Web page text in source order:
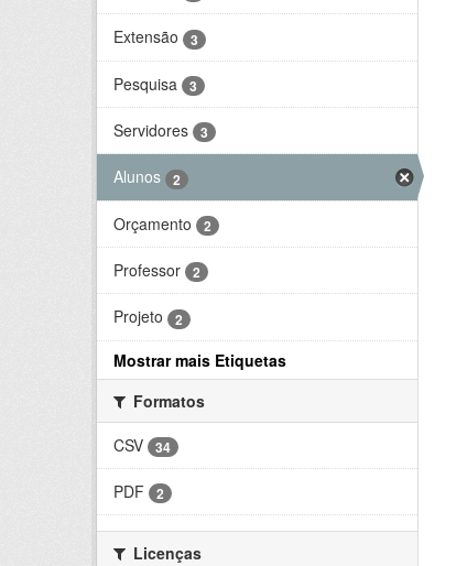
Extensão 3
Pesquisa 3
Servidores 3
Alunos 2
Orçamento 2
Professor 2
Projeto 2
Mostrar mais Etiquetas
Formatos
CSV
34
PDF 2
Licenças